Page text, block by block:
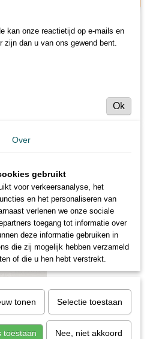
- 4221005 Barley
kan onze reactietijd op e-mails en
zijn dan u van ons gewend bent.
Ok
Over
gebruikt
voor verkeersanalyse, het
en het personaliseren van
verlenen we onze sociale
toegang tot informatie over
deze informatie gebruiken in
die zij mogelijk hebben verzameld
of die u hen hebt verstrekt.
tonen Selectie toestaan
toestaan Nee, niet akkoord